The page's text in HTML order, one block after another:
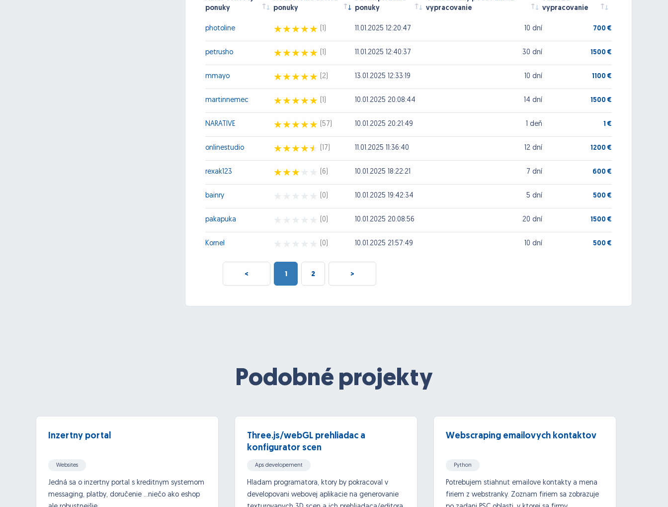
ponuky
ponuky
ponuky
vypracovanie
vypracovanie
photoline (1) 11.01.2025 12:20:47 10 dní 700 €
petrusho (1) 11.01.2025 12:40:37 30 dní 1500 €
mmayo (2) 13.01.2025 12:33:19 10 dní 1100 €
martinnemec (1) 10.01.2025 20:08:44 14 dní 1500 €
NARATIVE (57) 10.01.2025 20:21:49 1 deň 1 €
onlinestudio (17) 11.01.2025 11:36:40 12 dní 1200 €
rexak123 (6) 10.01.2025 18:22:21 7 dní 600 €
bainry (0) 10.01.2025 19:42:34 5 dní 500 €
pakapuka (0) 10.01.2025 20:08:56 20 dní 1500 €
Kornel (0) 10.01.2025 21:57:49 10 dní 500 €
< 1 2 >
Podobné projekty
Inzertny portal
Websites
Jedná sa o inzertny portal s kreditnym systemom
messaging, platby, doručenie ...niečo ako eshop
Three.js/webGL prehliadac a
konfigurator scen
Aps developement
Hladam programatora, ktory by pokracoval v
developovani webovej aplikacie na generovanie
Webscraping emailovych kontaktov
Python
Potrebujem stiahnut emailove kontakty a mena
firiem z webstranky. Zoznam firiem sa zobrazuje